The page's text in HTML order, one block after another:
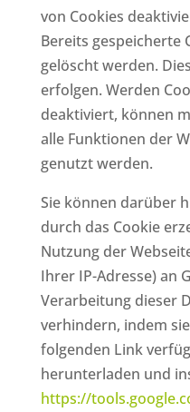
von Cookies
Bereits gespeicherte
gelöscht werden.
erfolgen. Werden
deaktiviert, können
alle Funktionen der
genutzt werden.
Sie können darüber
durch das Cookie
Nutzung der
Ihrer IP-Adresse) an
Verarbeitung dieser
verhindern, indem
folgenden Link
herunterladen und
https://